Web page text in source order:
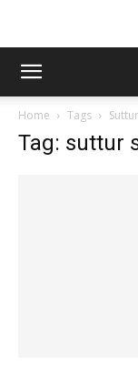
Home Tags
Tag: suttur